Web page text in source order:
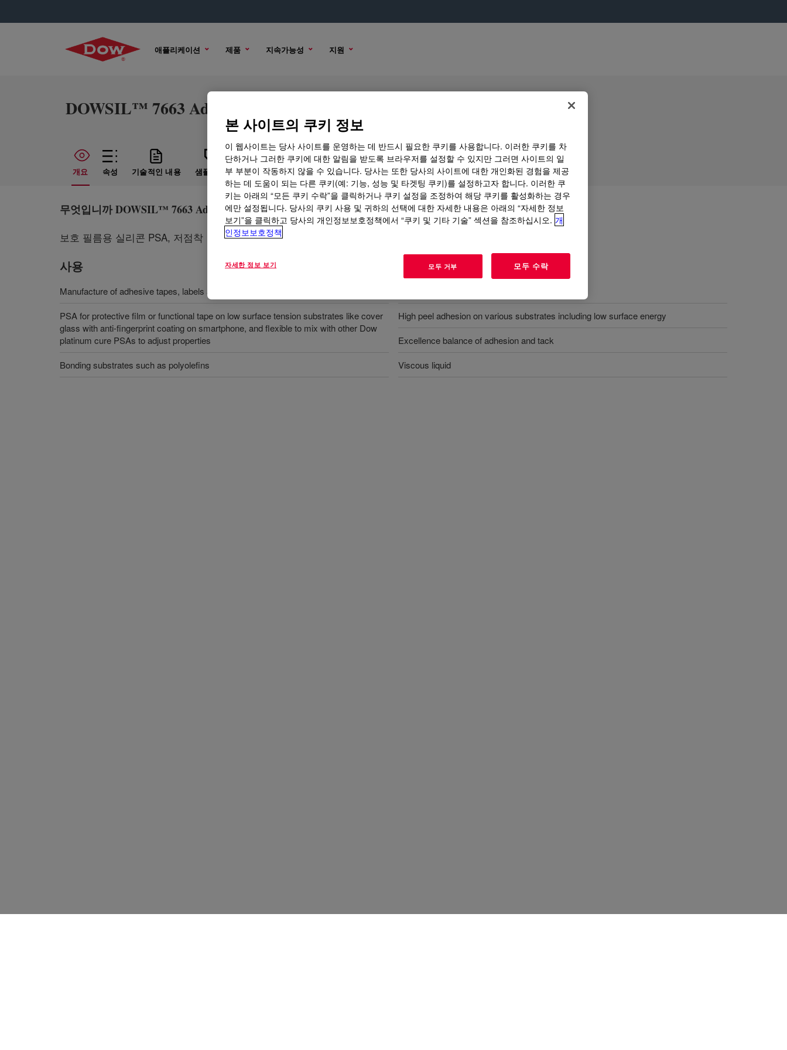
애플리케이션 제품 지속가능성 지원
DOWSIL™ 7663 Adhesive
개요 속성 기술적인 내용 샘플 옵션 구매 옵션
무엇입니까DOWSIL™ 7663 Adhesive?
보호 필름용 실리콘 PSA, 저점착
사용
Manufacture of adhesive tapes, labels and transfer films
PSA for protective film or functional tape on low surface tension substrates like cover
glass with anti-fingerprint coating on smartphone, and flexible to mix with other Dow
platinum cure PSAs to adjust properties
Bonding substrates such as polyolefins
High peel adhesion on various substrates including low surface energy
Excellence balance of adhesion and tack
Viscous liquid
본 사이트의 쿠키 정보
이 웹사이트는 당사 사이트를 운영하는 데 반드시 필요한 쿠키를 사용합니다. 이러한 쿠키를 차
단하거나 그러한 쿠키에 대한 알림을 받도록 브라우저를 설정할 수 있지만 그러면 사이트의 일
부 부분이 작동하지 않을 수 있습니다. 당사는 또한 당사의 사이트에 대한 개인화된 경험을 제공
하는 데 도움이 되는 다른 쿠키(예: 기능, 성능 및 타겟팅 쿠키)를 설정하고자 합니다. 이러한 쿠
키는 아래의 “모든 쿠키 수락”을 클릭하거나 쿠키 설정을 조정하여 해당 쿠키를 활성화하는 경우
에만 설정됩니다. 당사의 쿠키 사용 및 귀하의 선택에 대한 자세한 내용은 아래의 “자세한 정보
보기”을 클릭하고 당사의 개인정보보호정책에서 “쿠키 및 기타 기술” 섹션을 참조하십시오. 개
인정보보호정책
자세한 정보 보기 모두 거부 모두 수락